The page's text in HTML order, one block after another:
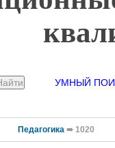
УМНЫЙ
Педагогика ➠ 1020